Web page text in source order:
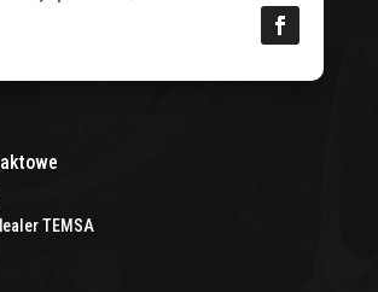
TEMSA